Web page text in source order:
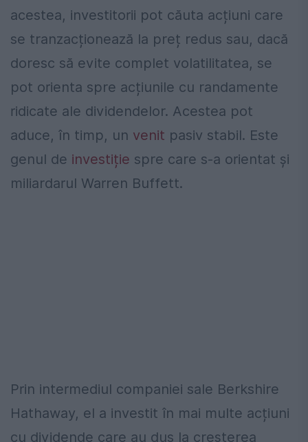
acestea, investitorii pot căuta acțiuni care
se tranzacționează la preț redus sau, dacă
doresc să evite complet volatilitatea, se
pot orienta spre acțiunile cu randamente
ridicate ale dividendelor. Acestea pot
aduce, în timp, un venit pasiv stabil. Este
genul de investiție spre care s-a orientat și
miliardarul Warren Buffett.
Prin intermediul companiei sale Berkshire
Hathaway, el a investit în mai multe acțiuni
cu dividende care au dus la creșterea